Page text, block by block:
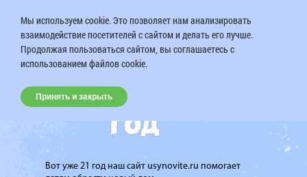
Вот уже 21 год наш сайт usynovite.ru помогает
Мы используем cookie. Это позволяет нам анализировать
взаимодействие посетителей с сайтом и делать его лучше.
Продолжая пользоваться сайтом, вы соглашаетесь с
использованием файлов cookie.
Принять и закрыть